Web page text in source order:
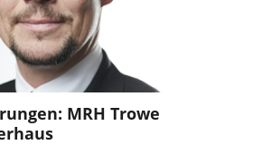
MRH Trowe